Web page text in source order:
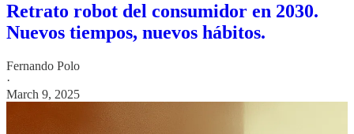
Retrato robot del consumidor en 2030.
Nuevos tiempos, nuevos hábitos.
Fernando Polo
·
March 9, 2025